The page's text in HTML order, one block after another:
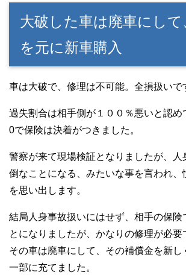
大破した車は廃車にして
を元に新車購入
車は大破で、修理は不可能。全損扱いで
過失割合は相手側が１００％悪いと認め
0で保険は決着がつきました。
警察が来て現場検証となりましたが、人
倒なことになる、みたいな事を言われ、
を思い出します。
結局人身事故扱いにはせず、相手の保険
とになりましたが、かなりの修理が必要
その車は廃車にして、その補償金を新し
一部に充てました。